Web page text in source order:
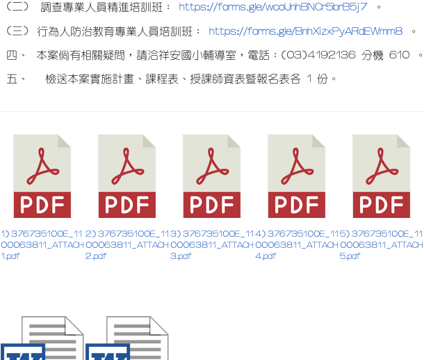
(二) 調查專業人員精進培訓班： https://forms.gle/wcoUnhBNCr5brB5j7 。
(三) 行為人防治教育專業人員培訓班： https://forms.gle/BnhXizxPyARdEWmm8 。
四、 本案倘有相關疑問，請洽祥安國小輔導室，電話：(03)4192136 分機 610 。
五、 檢送本案實施計畫、課程表、授課師資表暨報名表各 1 份。
1) 376735100E_11
00063811_ATTACH
1.pdf
2) 376735100E_11
00063811_ATTACH
2.pdf
3) 376735100E_11
00063811_ATTACH
3.pdf
4) 376735100E_11
00063811_ATTACH
4.pdf
5) 376735100E_11
00063811_ATTACH
5.pdf